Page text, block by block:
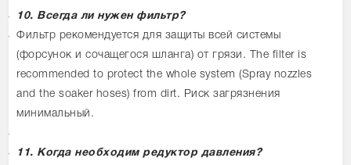
10. Всегда ли нужен фильтр?
Фильтр рекомендуется для защиты всей системы
(форсунок и сочащегося шланга) от грязи. The filter is
recommended to protect the whole system (Spray nozzles
and the soaker hoses) from dirt. Риск загрязнения
минимальный.
11. Когда необходим редуктор давления?